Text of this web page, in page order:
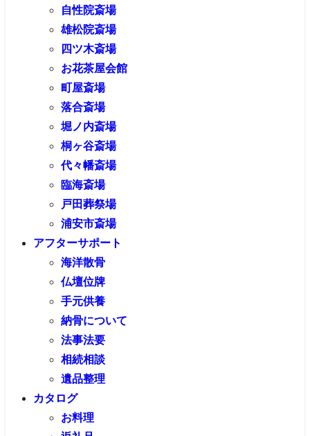
自性院斎場
雄松院斎場
四ツ木斎場
お花茶屋会館
町屋斎場
落合斎場
堀ノ内斎場
桐ヶ谷斎場
代々幡斎場
臨海斎場
戸田葬祭場
浦安市斎場
アフターサポート
海洋散骨
仏壇位牌
手元供養
納骨について
法事法要
相続相談
遺品整理
カタログ
お料理